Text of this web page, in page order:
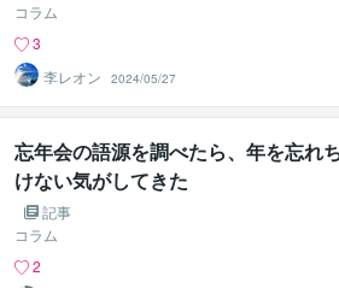
コラム
3
李レオン
2024/05/27
忘年会の語源を調べたら、年を忘れ
けない気がしてきた
記事
コラム
2